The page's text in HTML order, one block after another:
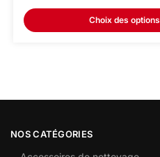
Choix des options
NOS CATÉGORIES